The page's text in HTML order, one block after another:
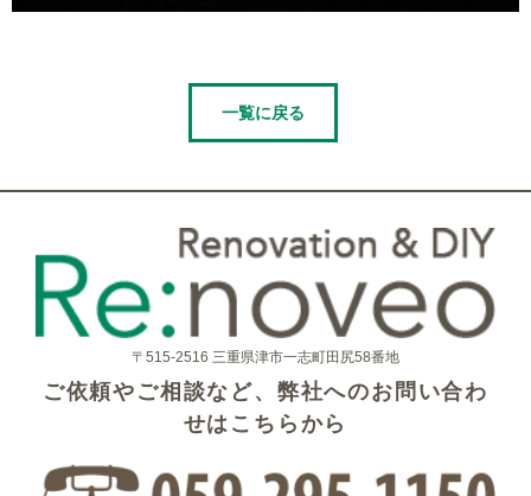
一覧に戻る
〒515-2516 三重県津市一志町田尻58番地
ご依頼やご相談など、弊社へのお問い合わ
せはこちらから